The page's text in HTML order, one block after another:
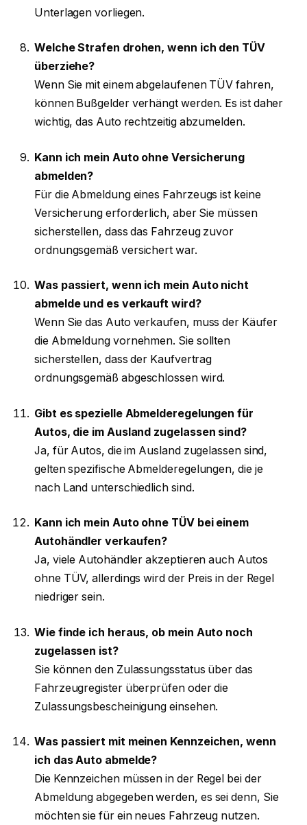
Unterlagen vorliegen.
Welche Strafen drohen, wenn ich den TÜV
überziehe?
Wenn Sie mit einem abgelaufenen TÜV fahren,
können Bußgelder verhängt werden. Es ist daher
wichtig, das Auto rechtzeitig abzumelden.
Kann ich mein Auto ohne Versicherung
abmelden?
Für die Abmeldung eines Fahrzeugs ist keine
Versicherung erforderlich, aber Sie müssen
sicherstellen, dass das Fahrzeug zuvor
ordnungsgemäß versichert war.
Was passiert, wenn ich mein Auto nicht
abmelde und es verkauft wird?
Wenn Sie das Auto verkaufen, muss der Käufer
die Abmeldung vornehmen. Sie sollten
sicherstellen, dass der Kaufvertrag
ordnungsgemäß abgeschlossen wird.
Gibt es spezielle Abmelderegelungen für
Autos, die im Ausland zugelassen sind?
Ja, für Autos, die im Ausland zugelassen sind,
gelten spezifische Abmelderegelungen, die je
nach Land unterschiedlich sind.
Kann ich mein Auto ohne TÜV bei einem
Autohändler verkaufen?
Ja, viele Autohändler akzeptieren auch Autos
ohne TÜV, allerdings wird der Preis in der Regel
niedriger sein.
Wie finde ich heraus, ob mein Auto noch
zugelassen ist?
Sie können den Zulassungsstatus über das
Fahrzeugregister überprüfen oder die
Zulassungsbescheinigung einsehen.
Was passiert mit meinen Kennzeichen, wenn
ich das Auto abmelde?
Die Kennzeichen müssen in der Regel bei der
Abmeldung abgegeben werden, es sei denn, Sie
möchten sie für ein neues Fahrzeug nutzen.